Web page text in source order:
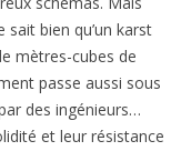
bien qu’un karst
mètres-cubes de
passe aussi sous
des ingénieurs…
et leur résistance